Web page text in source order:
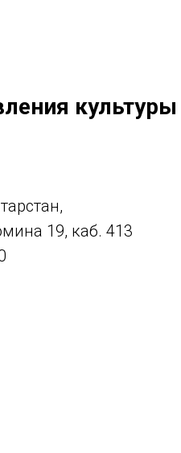
культуры
19, каб. 413